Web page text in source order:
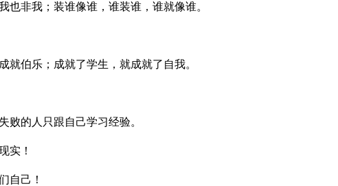
也非我；装谁像谁，谁装谁，谁就像谁。
就伯乐；成就了学生，就成就了自我。
败的人只跟自己学习经验。
实！
自己！